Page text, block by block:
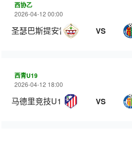
西协乙
2026-04-12 00:00
圣瑟巴斯提安雷耶斯 VS
西青U19
2026-04-12 18:00
马德里竞技U19 VS